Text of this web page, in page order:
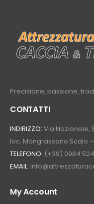
Precisione, passione,
CONTATTI
INDIRIZZO: Via Nazionale,
loc. Mongrassano Scalo
TELEFONO: (+39) 0984
EMAIL:
My Account